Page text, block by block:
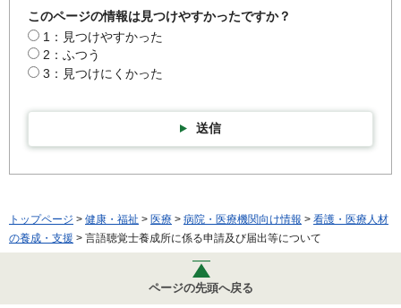
このページの情報は見つけやすかったですか？
1：見つけやすかった
2：ふつう
3：見つけにくかった
送信
トップページ > 健康・福祉 > 医療 > 病院・医療機関向け情報 > 看護・医療人材
の養成・支援 > 言語聴覚士養成所に係る申請及び届出等について
ページの先頭へ戻る